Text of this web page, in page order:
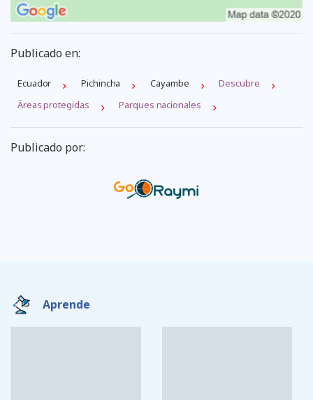
Publicado en:
Ecuador Pichincha Cayambe
Descubre
Áreas protegidas
Parques nacionales
Publicado por:
Aprende